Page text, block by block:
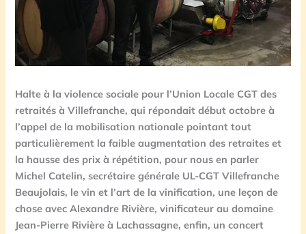
Halte à la violence sociale pour l’Union Locale CGT des
retraités à Villefranche, qui répondait début octobre à
l’appel de la mobilisation nationale pointant tout
particulièrement la faible augmentation des retraites et
la hausse des prix à répétition, pour nous en parler
Michel Catelin, secrétaire générale UL-CGT Villefranche
Beaujolais, le vin et l’art de la vinification, une leçon de
chose avec Alexandre Rivière, vinificateur au domaine
Jean-Pierre Rivière à Lachassagne, enfin, un concert